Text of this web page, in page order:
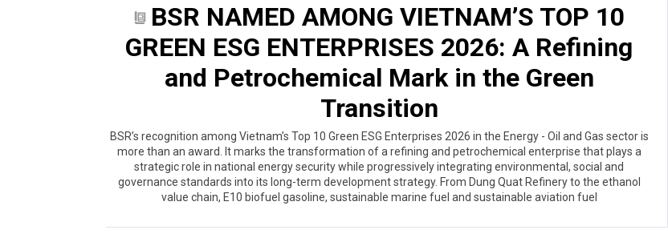
BSR NAMED AMONG VIETNAM’S TOP 10
GREEN ESG ENTERPRISES 2026: A Refining
and Petrochemical Mark in the Green
Transition
BSR’s recognition among Vietnam’s Top 10 Green ESG Enterprises 2026 in the Energy - Oil and Gas sector is
more than an award. It marks the transformation of a refining and petrochemical enterprise that plays a
strategic role in national energy security while progressively integrating environmental, social and
governance standards into its long-term development strategy. From Dung Quat Refinery to the ethanol
value chain, E10 biofuel gasoline, sustainable marine fuel and sustainable aviation fuel